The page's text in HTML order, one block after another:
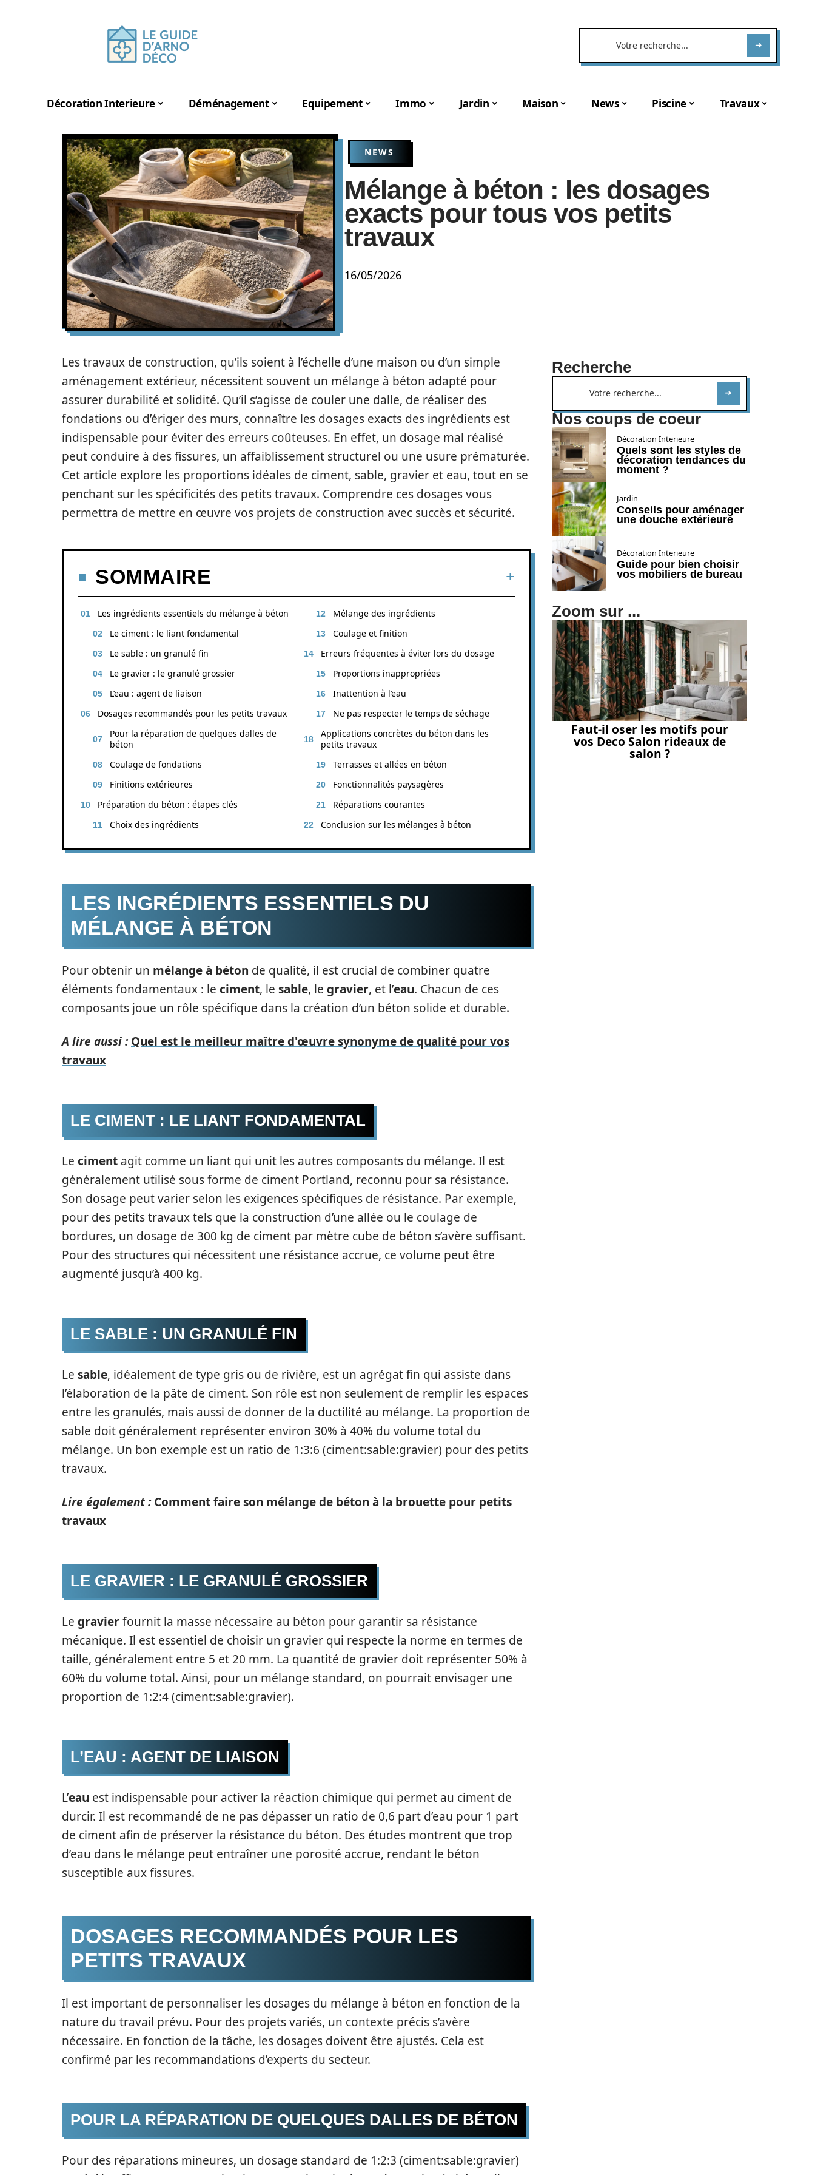
Décoration Interieure Déménagement Equipement Immo Jardin Maison News Piscine Travaux
NEWS
Mélange à béton : les dosages
exacts pour tous vos petits
travaux
16/05/2026
Les travaux de construction, qu’ils soient à l’échelle d’une maison ou d’un simple
aménagement extérieur, nécessitent souvent un mélange à béton adapté pour
assurer durabilité et solidité. Qu’il s’agisse de couler une dalle, de réaliser des
fondations ou d’ériger des murs, connaître les dosages exacts des ingrédients est
indispensable pour éviter des erreurs coûteuses. En effet, un dosage mal réalisé
peut conduire à des fissures, un affaiblissement structurel ou une usure prématurée.
Cet article explore les proportions idéales de ciment, sable, gravier et eau, tout en se
penchant sur les spécificités des petits travaux. Comprendre ces dosages vous
permettra de mettre en œuvre vos projets de construction avec succès et sécurité.
SOMMAIRE
Les ingrédients essentiels du mélange à béton
Le ciment : le liant fondamental
Le sable : un granulé fin
Le gravier : le granulé grossier
L’eau : agent de liaison
Dosages recommandés pour les petits travaux
Pour la réparation de quelques dalles de
béton
Coulage de fondations
Finitions extérieures
Préparation du béton : étapes clés
Choix des ingrédients
Mélange des ingrédients
Coulage et finition
Erreurs fréquentes à éviter lors du dosage
Proportions inappropriées
Inattention à l’eau
Ne pas respecter le temps de séchage
Applications concrètes du béton dans les
petits travaux
Terrasses et allées en béton
Fonctionnalités paysagères
Réparations courantes
Conclusion sur les mélanges à béton
LES INGRÉDIENTS ESSENTIELS DU
MÉLANGE À BÉTON
Pour obtenir un mélange à béton de qualité, il est crucial de combiner quatre
éléments fondamentaux : le ciment, le sable, le gravier, et l’eau. Chacun de ces
composants joue un rôle spécifique dans la création d’un béton solide et durable.
A lire aussi : Quel est le meilleur maître d'œuvre synonyme de qualité pour vos
travaux
LE CIMENT : LE LIANT FONDAMENTAL
Le ciment agit comme un liant qui unit les autres composants du mélange. Il est
généralement utilisé sous forme de ciment Portland, reconnu pour sa résistance.
Son dosage peut varier selon les exigences spécifiques de résistance. Par exemple,
pour des petits travaux tels que la construction d’une allée ou le coulage de
bordures, un dosage de 300 kg de ciment par mètre cube de béton s’avère suffisant.
Pour des structures qui nécessitent une résistance accrue, ce volume peut être
augmenté jusqu’à 400 kg.
LE SABLE : UN GRANULÉ FIN
Le sable, idéalement de type gris ou de rivière, est un agrégat fin qui assiste dans
l’élaboration de la pâte de ciment. Son rôle est non seulement de remplir les espaces
entre les granulés, mais aussi de donner de la ductilité au mélange. La proportion de
sable doit généralement représenter environ 30% à 40% du volume total du
mélange. Un bon exemple est un ratio de 1:3:6 (ciment:sable:gravier) pour des petits
travaux.
Lire également : Comment faire son mélange de béton à la brouette pour petits
travaux
LE GRAVIER : LE GRANULÉ GROSSIER
Le gravierfournit la masse nécessaire au béton pour garantir sa résistance
mécanique. Il est essentiel de choisir un gravier qui respecte la norme en termes de
taille, généralement entre 5 et 20 mm. La quantité de gravier doit représenter 50% à
60% du volume total. Ainsi, pour un mélange standard, on pourrait envisager une
proportion de 1:2:4 (ciment:sable:gravier).
L’EAU : AGENT DE LIAISON
L’eau est indispensable pour activer la réaction chimique qui permet au ciment de
durcir. Il est recommandé de ne pas dépasser un ratio de 0,6 part d’eau pour 1 part
de ciment afin de préserver la résistance du béton. Des études montrent que trop
d’eau dans le mélange peut entraîner une porosité accrue, rendant le béton
susceptible aux fissures.
DOSAGES RECOMMANDÉS POUR LES
PETITS TRAVAUX
Il est important de personnaliser les dosages du mélange à béton en fonction de la
nature du travail prévu. Pour des projets variés, un contexte précis s’avère
nécessaire. En fonction de la tâche, les dosages doivent être ajustés. Cela est
confirmé par les recommandations d’experts du secteur.
POUR LA RÉPARATION DE QUELQUES DALLES DE BÉTON
Pour des réparations mineures, un dosage standard de 1:2:3 (ciment:sable:gravier)
Recherche
Nos coups de coeur
Décoration Interieure
Quels sont les styles de
décoration tendances du
moment ?
Jardin
Conseils pour aménager
une douche extérieure
Décoration Interieure
Guide pour bien choisir
vos mobiliers de bureau
Zoom sur ...
Faut-il oser les motifs pour
vos Deco Salon rideaux de
salon ?